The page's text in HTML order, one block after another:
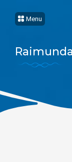
Menu